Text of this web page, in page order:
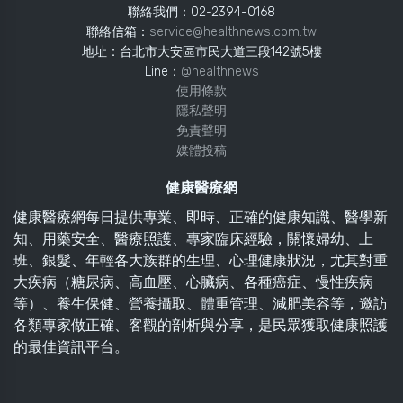
聯絡我們：02-2394-0168
聯絡信箱： service@healthnews.com.tw
地址：台北市大安區市民大道三段142號5樓
Line： @healthnews
使用條款
隱私聲明
免責聲明
媒體投稿
健康醫療網
健康醫療網每日提供專業、即時、正確的健康知識、醫學新
知、用藥安全、醫療照護、專家臨床經驗，關懷婦幼、上
班、銀髮、年輕各大族群的生理、心理健康狀況，尤其對重
大疾病（糖尿病、高血壓、心臟病、各種癌症、慢性疾病
等）、養生保健、營養攝取、體重管理、減肥美容等，邀訪
各類專家做正確、客觀的剖析與分享，是民眾獲取健康照護
的最佳資訊平台。